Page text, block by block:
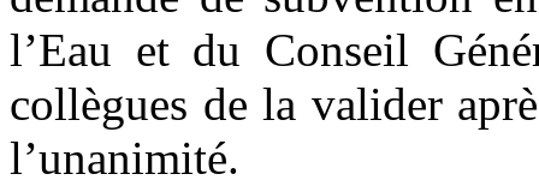
l’Eau et du Conseil
collègues de la valider
l’unanimité.